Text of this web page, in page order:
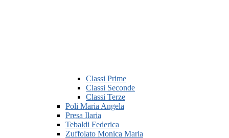
Classi Prime
Classi Seconde
Classi Terze
Poli Maria Angela
Presa Ilaria
Tebaldi Federica
Zuffolato Monica Maria